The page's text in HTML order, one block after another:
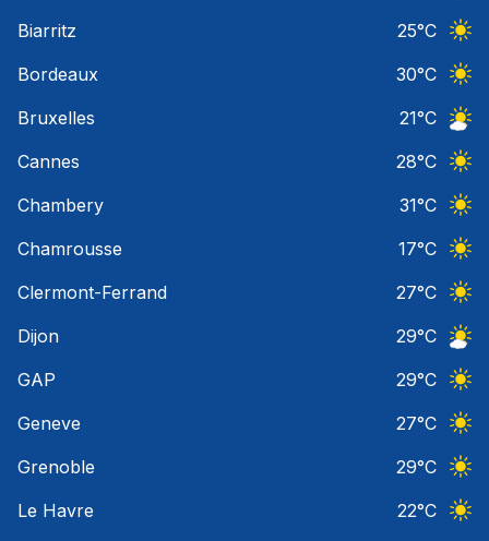
Biarritz
25°C
Bordeaux
30°C
Bruxelles
21°C
Cannes
28°C
Chambery
31°C
Chamrousse
17°C
Clermont-Ferrand
27°C
Dijon
29°C
GAP
29°C
Geneve
27°C
Grenoble
29°C
Le Havre
22°C